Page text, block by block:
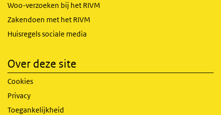
Woo-verzoeken bij het RIVM
Zakendoen met het RIVM
Huisregels sociale media
Over deze site
Cookies
Privacy
Toegankelijkheid